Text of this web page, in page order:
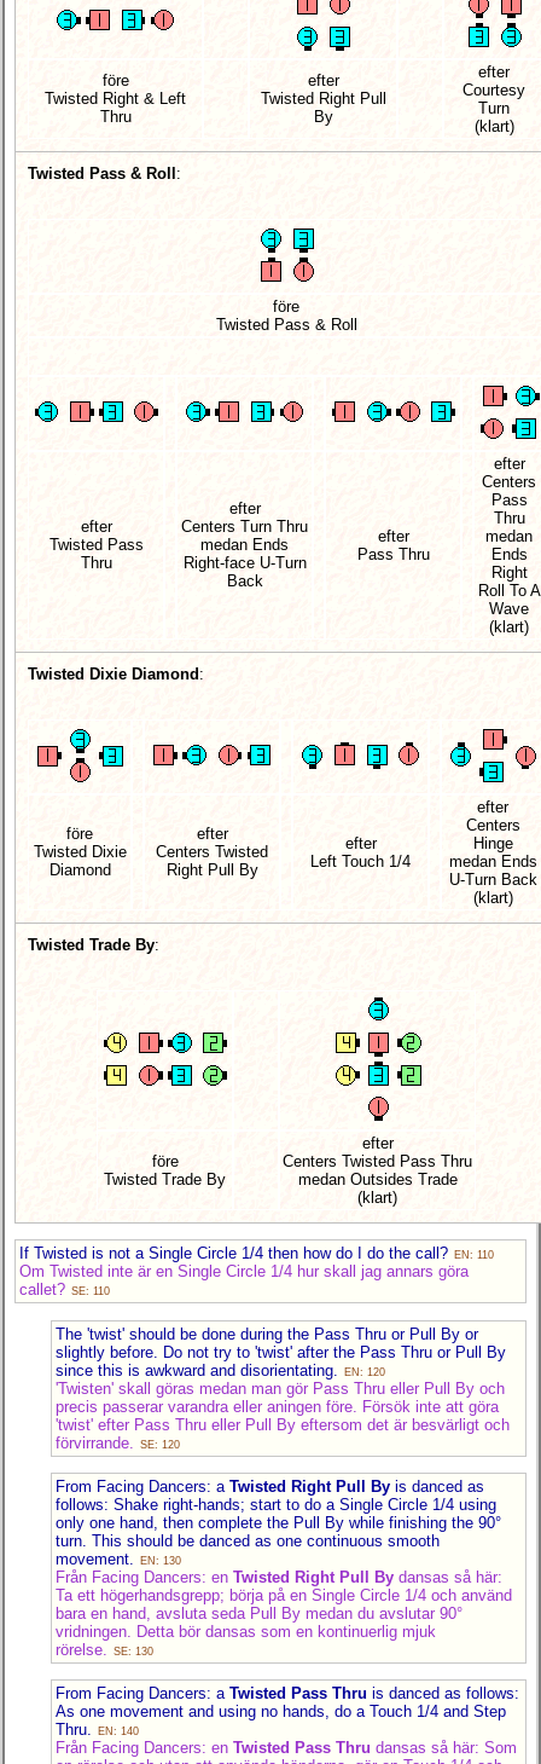
före
Twisted Right & Left
Thru
efter
Twisted Right Pull
By
efter
Courtesy
Turn
(klart)
Twisted Pass & Roll :
före
Twisted Pass & Roll
efter
Twisted Pass
Thru
efter
Centers Turn Thru
medan Ends
Right-face U-Turn
Back
efter
Pass Thru
efter
Centers
Pass
Thru
medan
Ends
Right
Roll To A
Wave
(klart)
Twisted Dixie Diamond :
före
Twisted Dixie
Diamond
efter
Centers Twisted
Right Pull By
efter
Left Touch 1/4
efter
Centers
Hinge
medan Ends
U-Turn Back
(klart)
Twisted Trade By:
före
Twisted Trade By
efter
Centers Twisted Pass Thru
medan Outsides Trade
(klart)
If Twisted is not a Single Circle 1/4 then how do I do the call? EN: 110
Om Twisted inte är en Single Circle 1/4 hur skall jag annars göra
callet? SE: 110
The 'twist' should be done during the Pass Thru or Pull By or
slightly before. Do not try to 'twist' after the Pass Thru or Pull By
since this is awkward and disorientating.
EN: 120
'Twisten' skall göras medan man gör Pass Thru eller Pull By och
precis passerar varandra eller aningen före. Försök inte att göra
'twist' efter Pass Thru eller Pull By eftersom det är besvärligt och
förvirrande.
SE: 120
From Facing Dancers: a Twisted Right Pull By is danced as
follows: Shake right-hands; start to do a Single Circle 1/4 using
only one hand, then complete the Pull By while finishing the 90°
turn. This should be danced as one continuous smooth
movement.
EN: 130
Från Facing Dancers: en Twisted Right Pull By dansas så här:
Ta ett högerhandsgrepp; börja på en Single Circle 1/4 och använd
bara en hand, avsluta seda Pull By medan du avslutar 90°
vridningen. Detta bör dansas som en kontinuerlig mjuk
rörelse.
SE: 130
From Facing Dancers: a Twisted Pass Thru is danced as follows:
As one movement and using no hands, do a Touch 1/4 and Step
Thru.
EN: 140
Från Facing Dancers: en Twisted Pass Thru dansas så här: Som